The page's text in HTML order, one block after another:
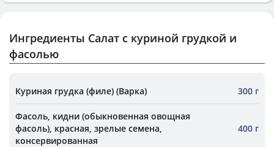
Ингредиенты Салат с куриной грудкой и
фасолью
Куриная грудка (филе) (Варка) 300 г
Фасоль, кидни (обыкновенная овощная
фасоль), красная, зрелые семена,
консервированная
400 г